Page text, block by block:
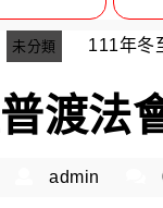
未分類 111年冬
渡法
admin